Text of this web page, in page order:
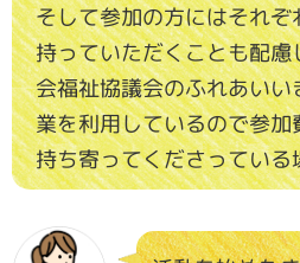
そして参加の方にはそれ
持っていただくことも配
会福祉協議会のふれあい
業を利用しているので参
持ち寄ってくださっている